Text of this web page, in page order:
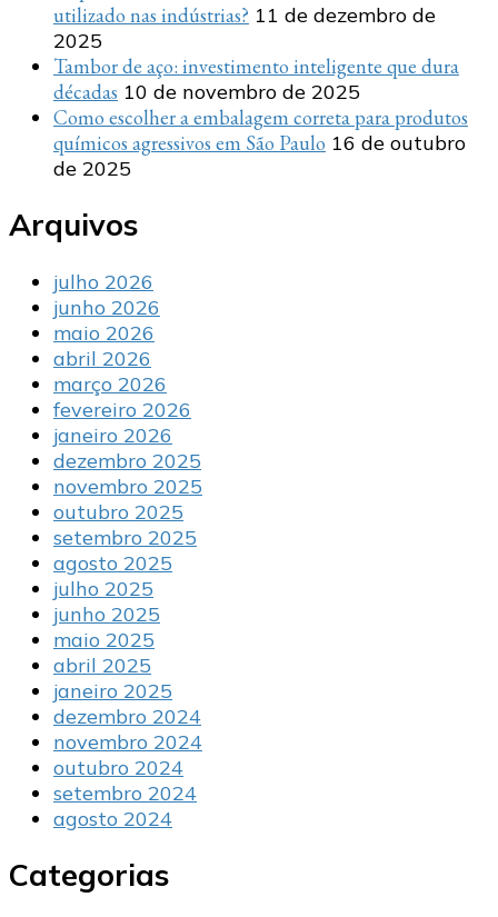
utilizado nas indústrias? 11 de dezembro de
2025
Tambor de aço: investimento inteligente que dura
décadas 10 de novembro de 2025
Como escolher a embalagem correta para produtos
químicos agressivos em São Paulo 16 de outubro
de 2025
Arquivos
julho 2026
junho 2026
maio 2026
abril 2026
março 2026
fevereiro 2026
janeiro 2026
dezembro 2025
novembro 2025
outubro 2025
setembro 2025
agosto 2025
julho 2025
junho 2025
maio 2025
abril 2025
janeiro 2025
dezembro 2024
novembro 2024
outubro 2024
setembro 2024
agosto 2024
Categorias